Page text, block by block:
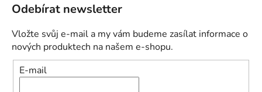
Odebírat newsletter
Vložte svůj e-mail a my vám budeme zasílat informace o
nových produktech na našem e-shopu.
E-mail